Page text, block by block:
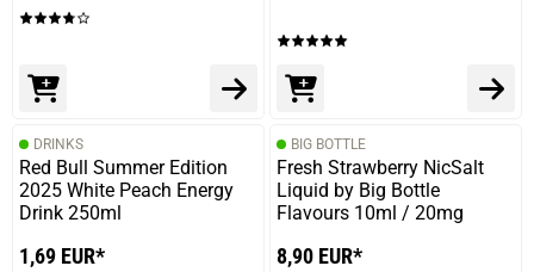
DRINKS
Red Bull Summer Edition
2025 White Peach Energy
Drink 250ml
1,69 EUR*
BIG BOTTLE
Fresh Strawberry NicSalt
Liquid by Big Bottle
Flavours 10ml / 20mg
8,90 EUR*